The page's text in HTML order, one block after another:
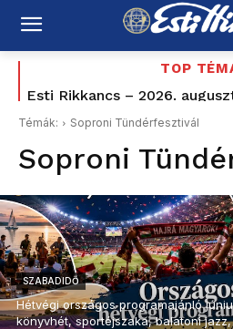
TOP
Esti Rikkancs – 2026.
események
Boldog
Témák: Soproni Tündérfesztivál
Soproni
SZABADIDŐ
Hétvégi országos programajánló
könyvhét, sportéjszaka, balatoni